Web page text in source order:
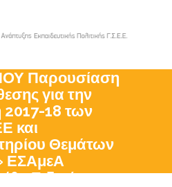
Παρουσίαση
για την
2017-18 των
και
Θεμάτων
ΕΣΑμεΑ
Ειδικής